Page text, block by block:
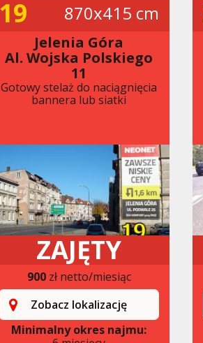
19 870x415 cm
Jelenia Góra
Al. Wojska Polskiego
11
Gotowy stelaż do naciągnięcia
bannera lub siatki
ZAJĘTY
900zł netto/miesiąc
Zobacz lokalizację
Minimalny okres najmu: